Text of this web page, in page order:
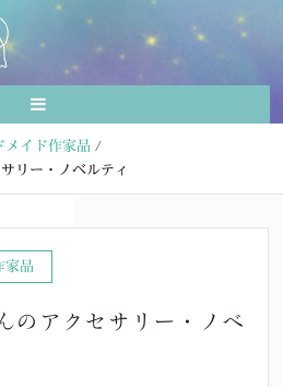
メイド作家品 /
リー・ノベルティ
家品
のアクセサリー・ノベ